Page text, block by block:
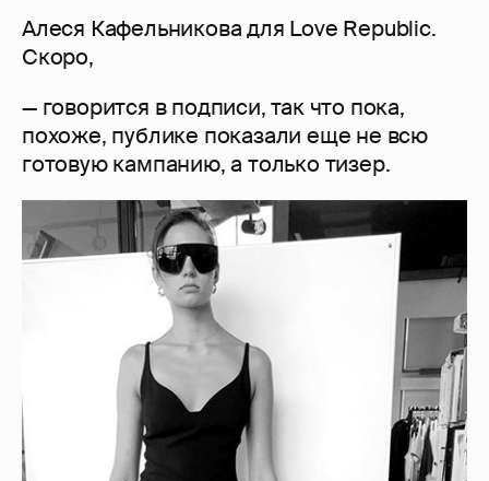
Алеся Кафельникова для Love Republic.
Скоро,
— говорится в подписи, так что пока,
похоже, публике показали еще не всю
готовую кампанию, а только тизер.